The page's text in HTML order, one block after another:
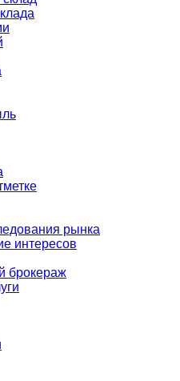
рынка
интересов
брокераж